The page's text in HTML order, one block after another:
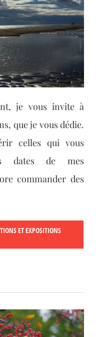
je vous invite à
que je vous dédie.
celles qui vous
dates de mes
commander des
ET EXPOSITIONS